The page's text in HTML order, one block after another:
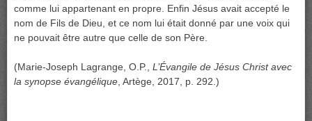
comme lui appartenant en propre. Enfin Jésus avait accepté le
nom de Fils de Dieu, et ce nom lui était donné par une voix qui
ne pouvait être autre que celle de son Père.
(Marie-Joseph Lagrange, O.P., L’Évangile de Jésus Christ avec
la synopse évangélique , Artège, 2017, p. 292.)